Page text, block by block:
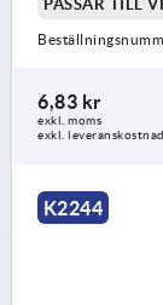
PASSAR TILL
6,83 kr
exkl. moms
exkl.
K2244